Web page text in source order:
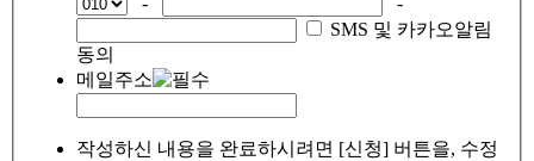
SMS 및 카카오알림
동의
메일주소
작성하신 내용을 완료하시려면 [신청] 버튼을, 수정